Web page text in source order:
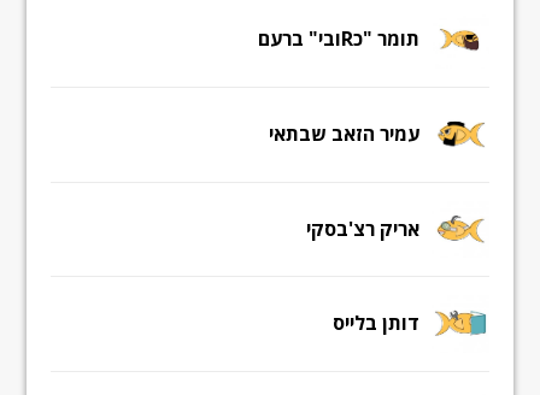
תומר "כRובי" ברעם
עמיר הזאב שבתאי
אריק רצ'בסקי
דותן בלייס